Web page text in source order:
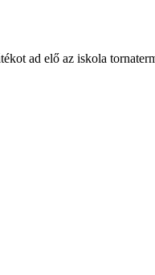
ad elő az iskola